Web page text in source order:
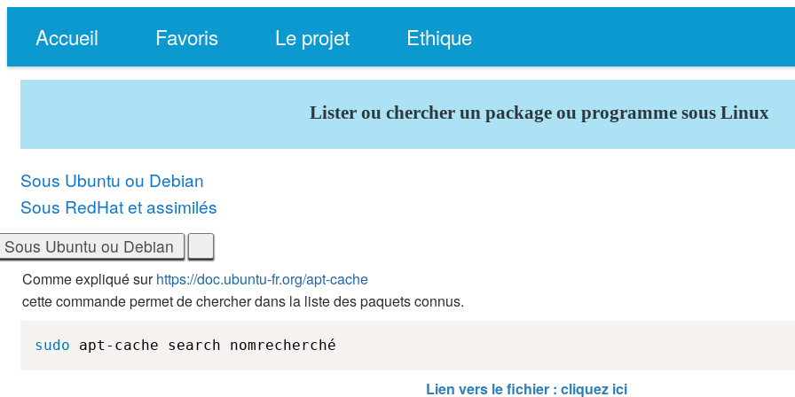
Accueil Favoris Le projet Ethique
Lister ou chercher un package ou programme sous Linux
Sous Ubuntu ou Debian
Sous RedHat et assimilés
Comme expliqué surhttps://doc.ubuntu-fr.org/apt-cache
cette commande permet de chercher dans la liste des paquets connus.
sudo apt-cache search nomrecherché
Lien vers le fichier : cliquez ici